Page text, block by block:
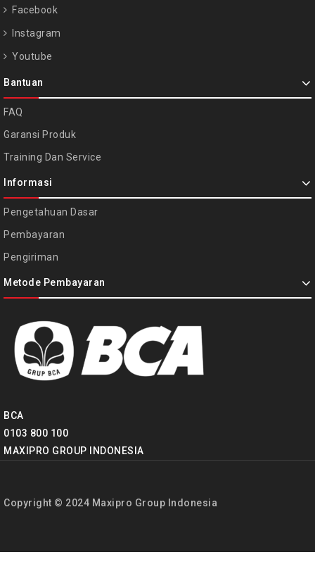
Facebook
Instagram
Youtube
Bantuan
FAQ
Garansi Produk
Training Dan Service
Informasi
Pengetahuan Dasar
Pembayaran
Pengiriman
Metode Pembayaran
BCA
0103 800 100
MAXIPRO GROUP INDONESIA
Copyright © 2024 Maxipro Group Indonesia